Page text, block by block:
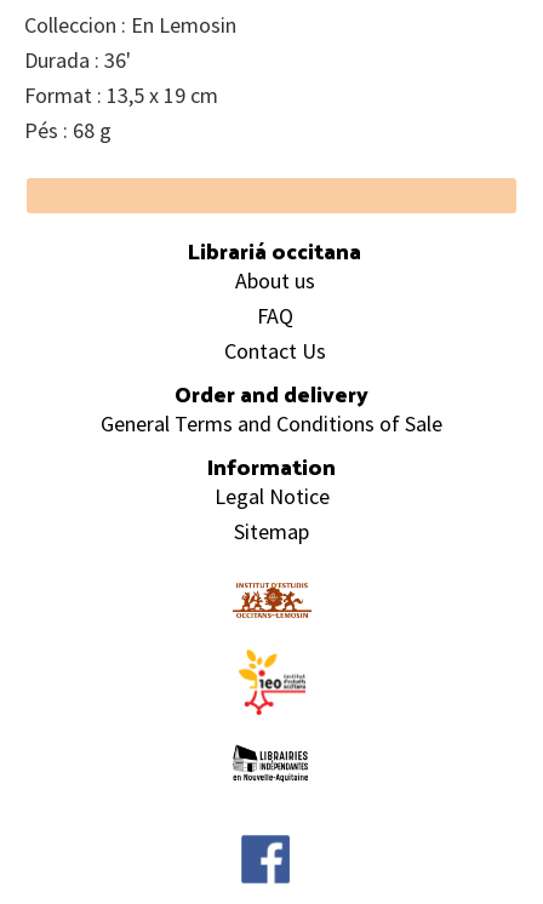
Colleccion : En Lemosin
Durada : 36'
Format : 13,5 x 19 cm
Pés : 68 g
Footer
Librariá occitana
About us
FAQ
Contact Us
Order and delivery
General Terms and Conditions of Sale
Information
Legal Notice
Sitemap